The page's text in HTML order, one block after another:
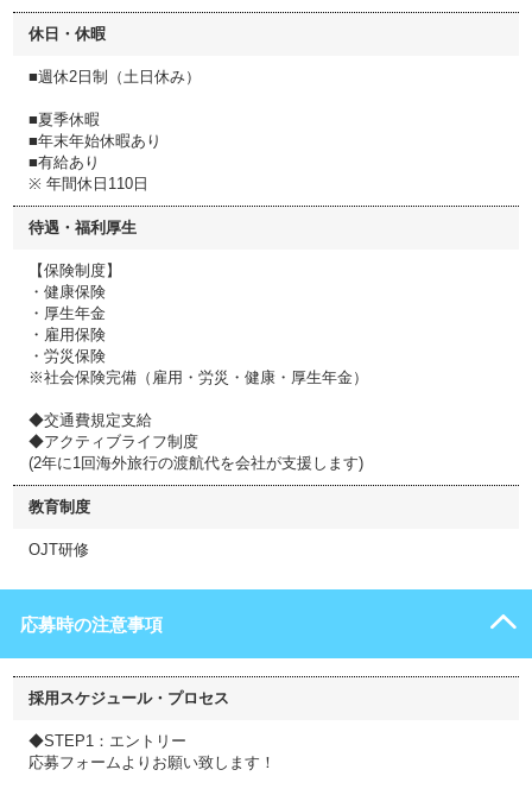
休日・休暇
■週休2日制（土日休み）
■夏季休暇
■年末年始休暇あり
■有給あり
※ 年間休日110日
待遇・福利厚生
【保険制度】
・健康保険
・厚生年金
・雇用保険
・労災保険
※社会保険完備（雇用・労災・健康・厚生年金）
◆交通費規定支給
◆アクティブライフ制度
(2年に1回海外旅行の渡航代を会社が支援します)
教育制度
OJT研修
応募時の注意事項
採用スケジュール・プロセス
◆STEP1：エントリー
応募フォームよりお願い致します！